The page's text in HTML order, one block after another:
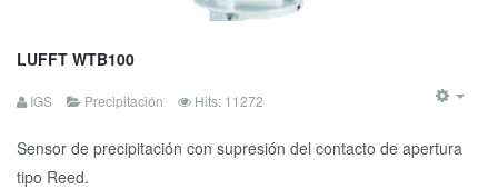
LUFFT WTB100
IGS Precipitación Hits: 11272
Sensor de precipitación con supresión del contacto de apertura
tipo Reed.